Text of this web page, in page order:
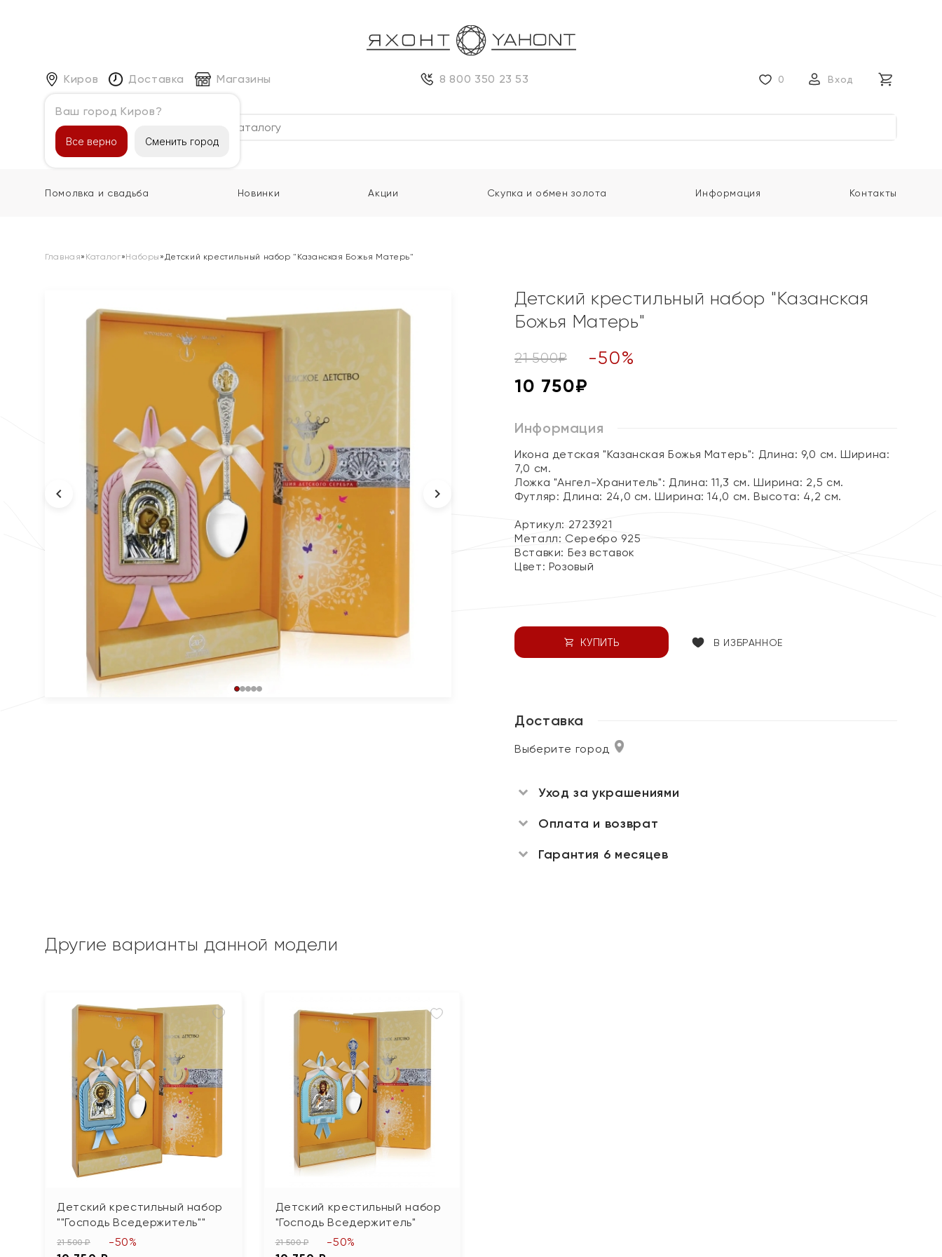
Киров
Ваш город Киров?
Все верно Сменить город
Доставка Магазины 8 800 350 23 53 0 Вход
Каталог
Помолвка и свадьба Новинки Акции Скупка и обмен золота Информация Контакты
Главная» Каталог»Наборы »Детский крестильный набор "Казанская Божья Матерь"
Детский крестильный набор "Казанская
Божья Матерь"
21 500₽ -50%
10 750₽
Информация
Икона детская "Казанская Божья Матерь": Длина: 9,0 см. Ширина:
7,0 см.
Ложка "Ангел-Хранитель": Длина: 11,3 см. Ширина: 2,5 см.
Футляр: Длина: 24,0 см. Ширина: 14,0 см. Высота: 4,2 см.
Артикул: 2723921
Металл: Серебро 925
Вставки: Без вставок
Цвет: Розовый
КУПИТЬ В ИЗБРАННОЕ
Доставка
Выберите город
Уход за украшениями
Оплата и возврат
Гарантия 6 месяцев
Другие варианты данной модели
Детский крестильный набор
""Господь Вседержитель""
21 500 ₽ -50%
Детский крестильный набор
"Господь Вседержитель"
21 500 ₽ -50%